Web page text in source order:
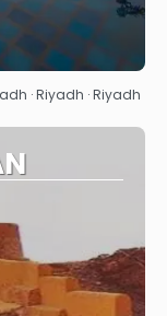
· Riyadh · Riyadh